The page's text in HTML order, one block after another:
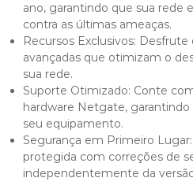
ano, garantindo que sua rede
contra as últimas ameaças.
Recursos Exclusivos:
avançadas que otimizam o
sua rede.
Suporte Otimizado: Conte
hardware Netgate,
seu equipamento.
Segurança em Primeiro
protegida com correções de
independentemente da